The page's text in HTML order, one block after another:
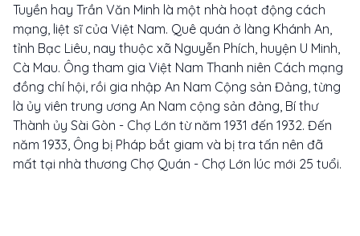
Tuyền hay Trần Văn Minh là một nhà hoạt động cách
mạng, liệt sĩ của Việt Nam. Quê quán ở làng Khánh An,
tỉnh Bạc Liêu, nay thuộc xã Nguyễn Phích, huyện U Minh,
Cà Mau. Ông tham gia Việt Nam Thanh niên Cách mạng
đồng chí hội, rồi gia nhập An Nam Cộng sản Đảng, từng
là ủy viên trung ương An Nam cộng sản đảng, Bí thư
Thành ủy Sài Gòn - Chợ Lớn từ năm 1931 đến 1932. Đến
năm 1933, Ông bị Pháp bắt giam và bị tra tấn nên đã
mất tại nhà thương Chợ Quán - Chợ Lớn lúc mới 25 tuổi.